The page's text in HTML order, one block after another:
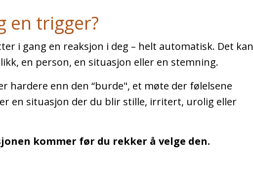
en trigger?
i gang en reaksjon i deg – helt automatisk. Det kan
en person, en situasjon eller en stemning.
hardere enn den “burde", et møte der følelsene
en situasjon der du blir stille, irritert, urolig eller
kommer før du rekker å velge den.